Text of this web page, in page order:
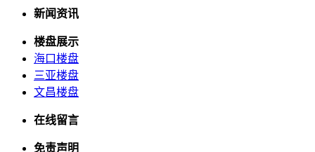
新闻资讯
楼盘展示
海口楼盘
三亚楼盘
文昌楼盘
在线留言
免责声明